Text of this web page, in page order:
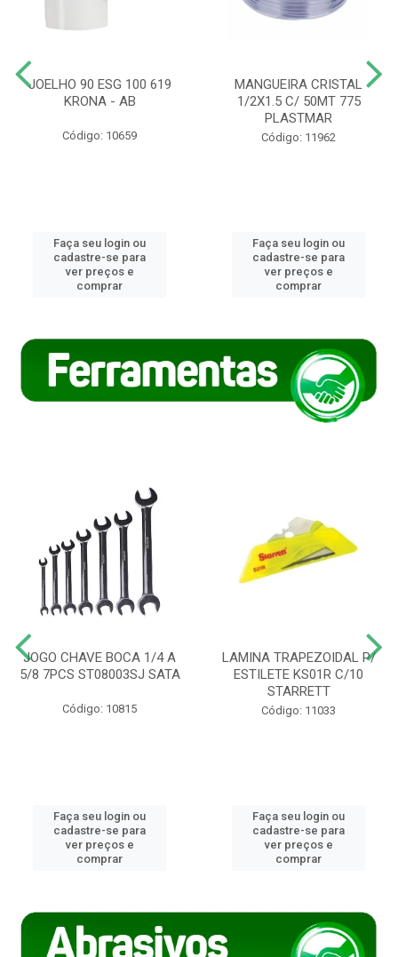
JOELHO 90 ESG 100 619
KRONA - AB
Código: 10659
Faça seu login ou
cadastre-se para
ver preços e
comprar
MANGUEIRA CRISTAL
1/2X1.5 C/ 50MT 775
PLASTMAR
Código: 11962
Faça seu login ou
cadastre-se para
ver preços e
comprar
JOGO CHAVE BOCA 1/4 A
5/8 7PCS ST08003SJ SATA
Código: 10815
Faça seu login ou
cadastre-se para
ver preços e
comprar
LAMINA TRAPEZOIDAL P/
ESTILETE KS01R C/10
STARRETT
Código: 11033
Faça seu login ou
cadastre-se para
ver preços e
comprar